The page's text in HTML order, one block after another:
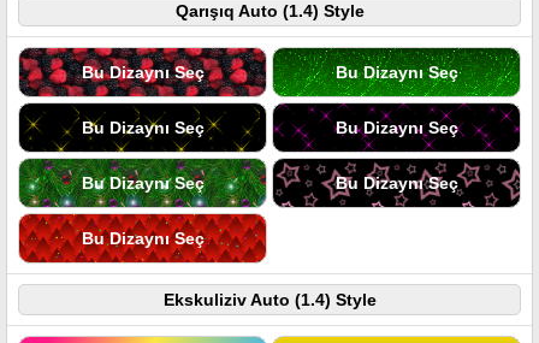
Qarışıq Auto (1.4) Style
Bu Dizaynı Seç Bu Dizaynı Seç
Bu Dizaynı Seç Bu Dizaynı Seç
Bu Dizaynı Seç Bu Dizaynı Seç
Bu Dizaynı Seç
Ekskuliziv Auto (1.4) Style